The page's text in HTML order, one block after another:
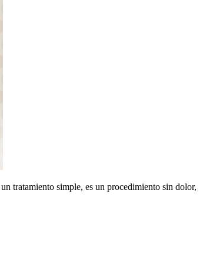
tratamiento simple, es un procedimiento sin dolor,